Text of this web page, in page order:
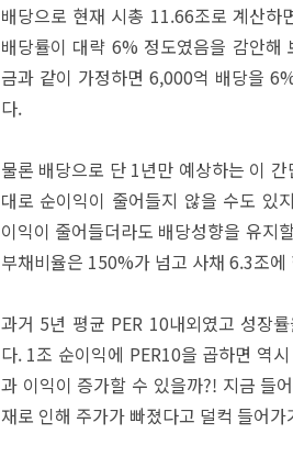
배당으로 현재 시총 11.66조로 계산
배당률이 대략 6% 정도였음을 감안
금과 같이 가정하면 6,000억 배당을
다.
물론 배당으로 단 1년만 예상하는 이
대로 순이익이 줄어들지 않을 수도 있
이익이 줄어들더라도 배당성향을 유지
부채비율은 150%가 넘고 사채 6.3조
과거 5년 평균 PER 10내외였고 성장
다. 1조 순이익에 PER10을 곱하면 역
과 이익이 증가할 수 있을까?! 지금 들
재로 인해 주가가 빠졌다고 덜컥 들어